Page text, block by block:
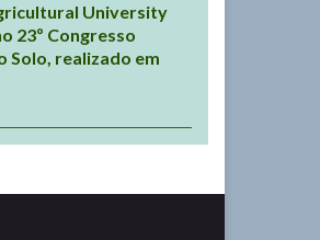
University
23º Congresso
Solo, realizado em